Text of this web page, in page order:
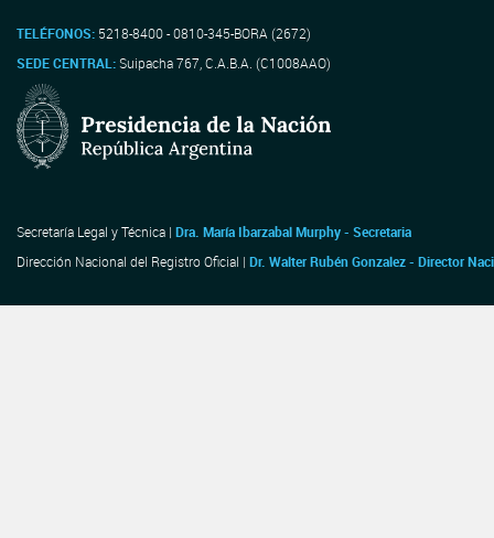
TELÉFONOS: 5218-8400 - 0810-345-BORA (2672)
SEDE CENTRAL:Suipacha 767, C.A.B.A. (C1008AAO)
Secretaría Legal y Técnica | Dra. María Ibarzabal Murphy - Secretaria
Dirección Nacional del Registro Oficial | Dr. Walter Rubén Gonzalez - Director